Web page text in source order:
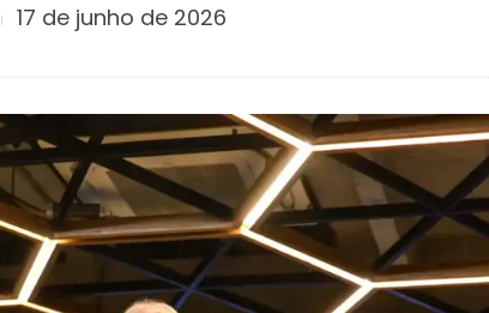
17 de junho de 2026